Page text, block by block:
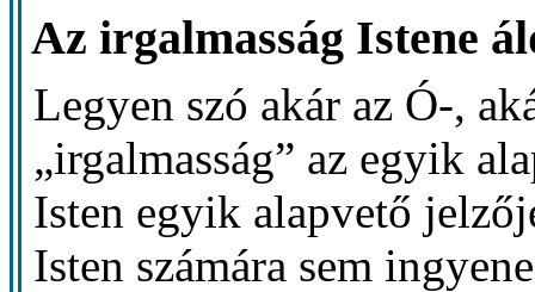
Az irgalmasság Istene
Legyen szó akár az Ó-,
„irgalmasság” az egyik
Isten egyik alapvető
Isten számára sem